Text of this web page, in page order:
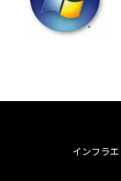
インフラ